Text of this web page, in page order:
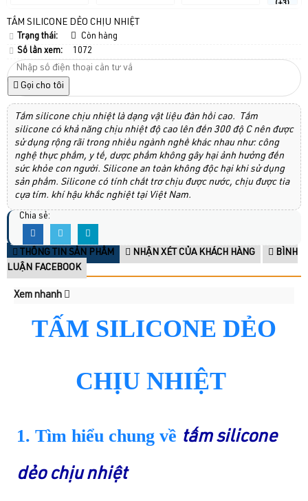
(+3)
TẤM SILICONE DẺO CHỊU NHIỆT
Trạng thái:
Còn hàng
Số lần xem:
1072
Gọi cho tôi
Tấm silicone chịu nhiệt là dạng vật liệu đàn hồi cao. Tấm
silicone có khả năng chịu nhiệt độ cao lên đến 300 độ C nên được
sử dụng rộng rãi trong nhiều ngành nghề khác nhau như: công
nghệ thực phẩm, y tế, dược phẩm không gây hại ảnh hưởng đến
sức khỏe con người. Silicone an toàn không độc hại khi sử dụng
sản phẩm. Silicone có tính chất trơ chịu được nước, chịu được tia
cựa tím. khí hậu khắc nghiệt tại Việt Nam.
Chia sẻ:
THÔNG TIN SẢN PHẨM NHẬN XÉT CỦA KHÁCH HÀNG
BÌNH
LUẬN FACEBOOK
Xem nhanh
TẤM SILICONE DẺO
CHỊU NHIỆT
1. Tìm hiểu chung về tấm silicone
dẻo chịu nhiệt